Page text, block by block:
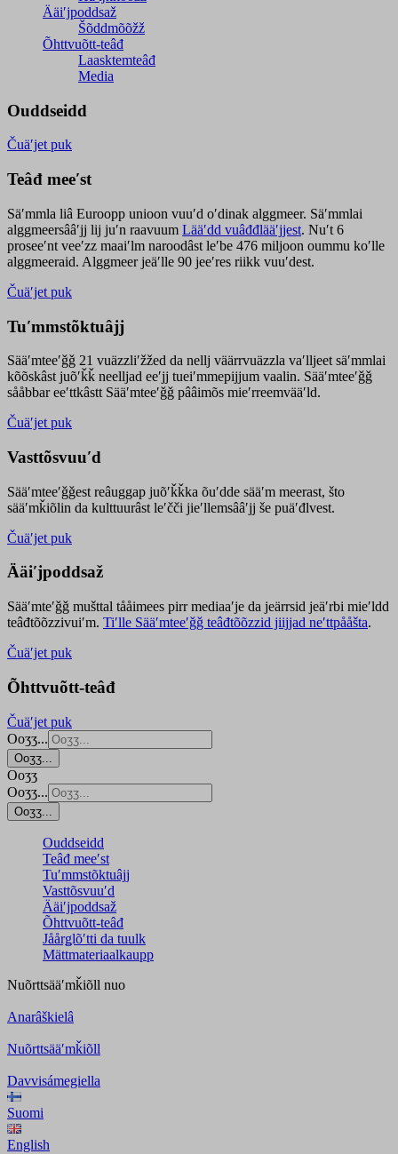
Ääiʹjpoddsaž
Šõddmõõžž
Õhttvuõtt-teâđ
Laasktemteâđ
Media
Ouddseidd
Čuäʹjet puk
Teâđ meeʹst
Säʹmmla liâ Euroopp unioon vuuʹd oʹdinak alggmeer. Säʹmmlai
alggmeersââʹjj lij juʹn raavuum Lääʹdd vuâđđlääʹjjest. Nuʹt 6
proseeʹnt veeʹzz maaiʹlm naroodâst leʹbe 476 miljoon oummu koʹlle
alggmeeraid. Alggmeer jeäʹlle 90 jeeʹres riikk vuuʹdest.
Čuäʹjet puk
Tuʹmmstõktuâjj
Sääʹmteeʹǧǧ 21 vuäzzliʹžžed da nellj väärrvuäzzla vaʹlljeet säʹmmlai
kõõskâst juõʹǩǩ neelljad eeʹjj tueiʹmmepijjum vaalin. Sääʹmteeʹǧǧ
sååbbar eeʹttkâstt Sääʹmteeʹǧǧ pââimõs mieʹrreemvääʹld.
Čuäʹjet puk
Vasttõsvuuʹd
Sääʹmteeʹǧǧest reâuggap juõʹǩǩka õuʹdde sääʹm meerast, što
sääʹmǩiõlin da kulttuurâst leʹčči jieʹllemsââʹjj še puäʹđlvest.
Čuäʹjet puk
Ääiʹjpoddsaž
Sääʹmteʹǧǧ mušttal tååimees pirr mediaaʹje da jeärrsid jeäʹrbi mieʹldd
teâđtõõzzivuiʹm. Tiʹlle Sääʹmteeʹǧǧ teâđtõõzzid jiijjad neʹttpååšta.
Čuäʹjet puk
Õhttvuõtt-teâđ
Čuäʹjet puk
Ooʒʒ...
Ooʒʒ...
Ooʒʒ
Ooʒʒ...
Ooʒʒ...
Ouddseidd
Teâđ meeʹst
Tuʹmmstõktuâjj
Vasttõsvuuʹd
Ääiʹjpoddsaž
Õhttvuõtt-teâđ
Jåårǥlõʹtti da tuulk
Mättmateriaalkaupp
Nuõrttsääʹmǩiõll nuo
Anarâškielâ
Nuõrttsääʹmǩiõll
Davvisámegiella
Suomi
English